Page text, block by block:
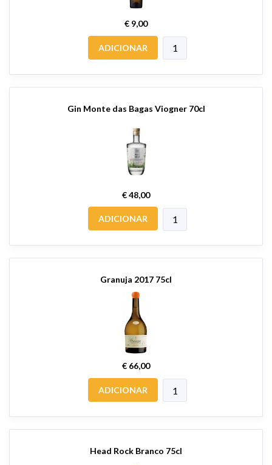
€ 9,00
ADICIONAR
Gin Monte das Bagas Viogner 70cl
€ 48,00
ADICIONAR
Granuja 2017 75cl
€ 66,00
ADICIONAR
Head Rock Branco 75cl